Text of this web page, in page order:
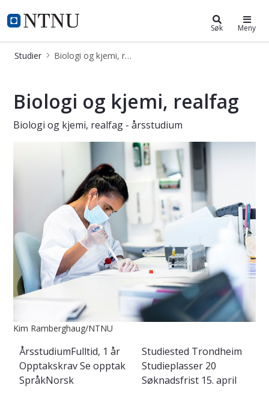
NTNU Hjemmeside
Biologi og kjemi, realfag - Søk Meny
Studier Biologi og kjemi, realfag - årsstudium
Biologi og kjemi, realfag
Biologi og kjemi, realfag - årsstudium
Kim Ramberghaug/NTNU
ÅrsstudiumFulltid, 1 år Studiested Trondheim
OpptakskravSe opptak Studieplasser 20
SpråkNorsk Søknadsfrist 15. april